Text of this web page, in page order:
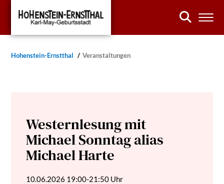
Hohenstein-Ernstthal Veranstaltungen
Westernlesung mit
Michael Sonntag alias
Michael Harte
10.06.2026 19:00-21:50 Uhr